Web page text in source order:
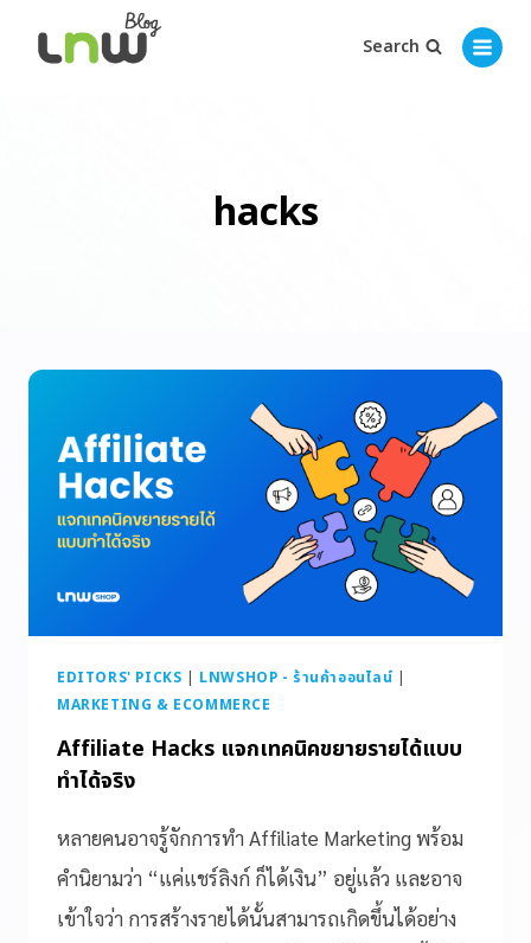
Search
hacks
EDITORS' PICKS | LNWSHOP - ร้านค้าออนไลน์ |
MARKETING & ECOMMERCE
Affiliate Hacks แจกเทคนิคขยายรายได้แบบ
ทำได้จริง
หลายคนอาจรู้จักการทำ Affiliate Marketing พร้อม
คำนิยามว่า “แค่แชร์ลิงก์ ก็ได้เงิน” อยู่แล้ว และอาจ
เข้าใจว่า การสร้างรายได้นั้นสามารถเกิดขึ้นได้อย่าง